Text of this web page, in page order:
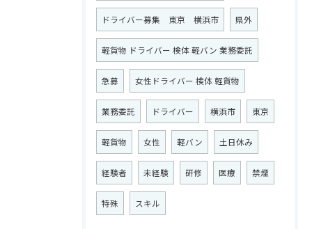
ドライバー募集 東京 横浜市 県外
軽貨物 ドライバー 検体 軽バン 業務委託
急募 女性ドライバー 検体 軽貨物
業務委託 ドライバー 横浜市 東京
軽貨物 女性 軽バン 土日休み
経験者 未経験 研修 医療 禁煙
特殊 スキル